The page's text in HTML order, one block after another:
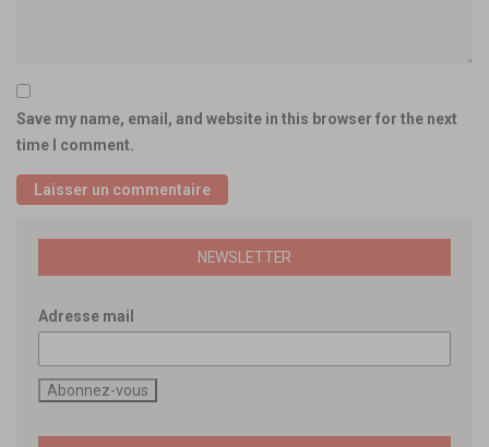
Save my name, email, and website in this browser for the next
time I comment.
NEWSLETTER
Adresse mail